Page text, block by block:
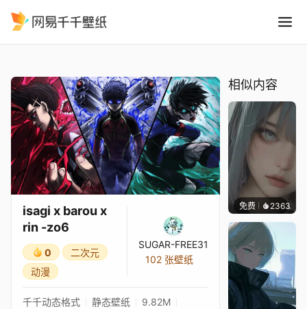
isagi x barou x
rin -zo6
0
二次元
动漫
SUGAR-FREE31
102 张壁纸
千千动态格式 静态壁纸
9.82M
相似内容
免费 2363辰东